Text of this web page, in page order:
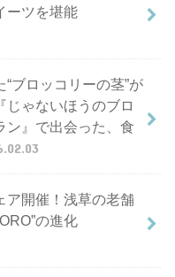
ーツを堪能
“ブロッコリーの茎”が
じゃないほうのブロ
ン』で出会った、食
ア開催！浅草の老舗
の進化